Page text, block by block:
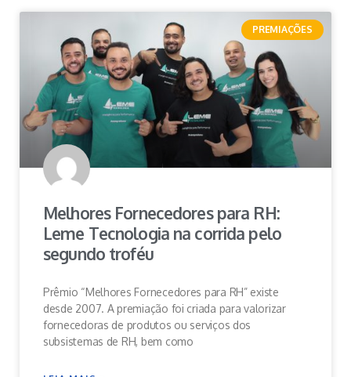
PREMIAÇÕES
Melhores Fornecedores para RH:
Leme Tecnologia na corrida pelo
segundo troféu
Prêmio “Melhores Fornecedores para RH” existe
desde 2007. A premiação foi criada para valorizar
fornecedoras de produtos ou serviços dos
subsistemas de RH, bem como